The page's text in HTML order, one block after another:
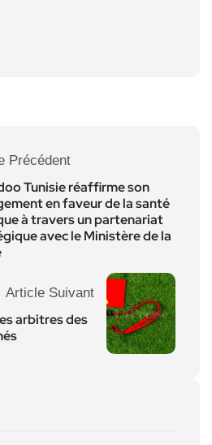
Précédent
Tunisie réaffirme son
en faveur de la santé
à travers un partenariat
avec le Ministère de la
Article Suivant
arbitres des